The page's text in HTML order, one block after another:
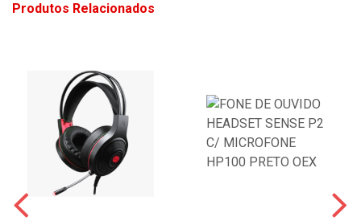
Produtos Relacionados